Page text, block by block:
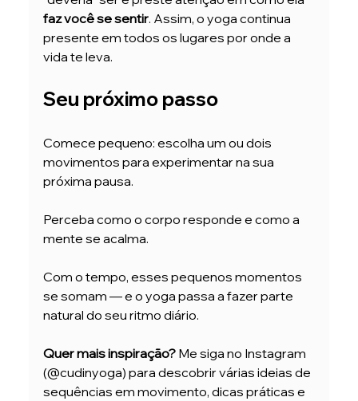
faz você se sentir. Assim, o yoga continua
presente em todos os lugares por onde a
vida te leva.
Seu próximo passo
Comece pequeno: escolha um ou dois
movimentos para experimentar na sua
próxima pausa.
Perceba como o corpo responde e como a
mente se acalma.
Com o tempo, esses pequenos momentos
se somam — e o yoga passa a fazer parte
natural do seu ritmo diário.
Quer mais inspiração? Me siga no Instagram
(@cudinyoga) para descobrir várias ideias de
sequências em movimento, dicas práticas e